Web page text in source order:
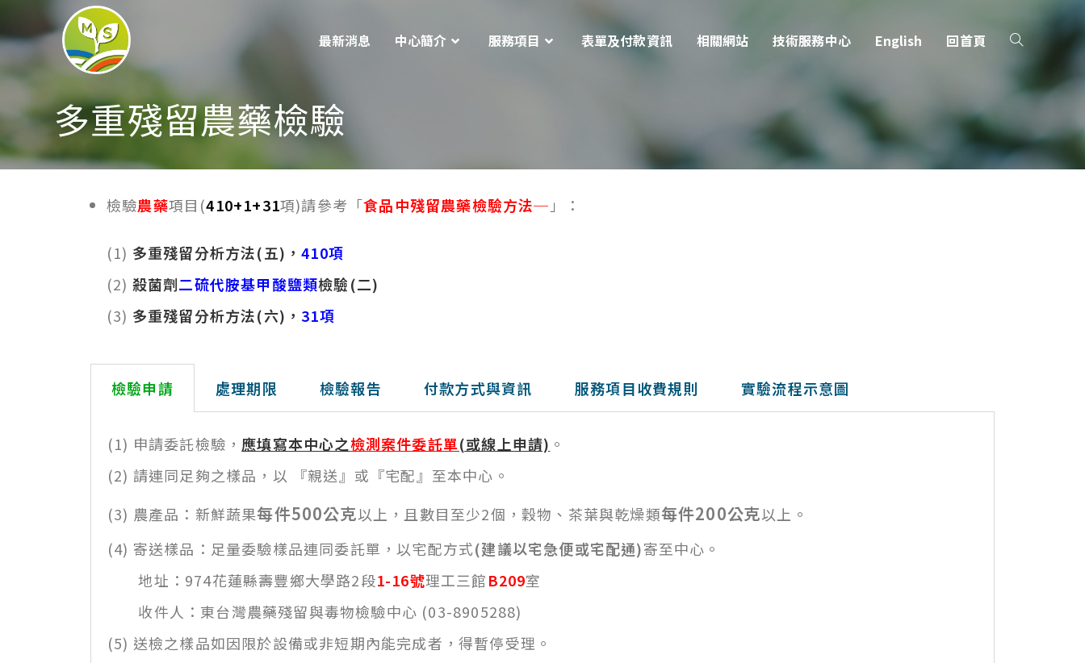
最新消息 中心簡介 服務項目 表單及付款資訊 相關網站 技術服務中心 English 回首頁
多重殘留農藥檢驗
檢驗農藥項目(410+1+31項)請參考「食品中殘留農藥檢驗方法─ 」：
(1) 多重殘留分析方法(五)，410項
(2) 殺菌劑二硫代胺基甲酸鹽類檢驗(二)
(3) 多重殘留分析方法(六)， 31項
檢驗申請 處理期限 檢驗報告 付款方式與資訊 服務項目收費規則 實驗流程示意圖
(1) 申請委託檢驗， 應填寫本中心之檢測案件委託單(或線上申請) 。
(2) 請連同足夠之樣品，以 『親送』或『宅配』至本中心。
(3) 農產品：新鮮蔬果每件500公克以上，且數目至少2個，穀物、茶葉與乾燥類每件200公克以上。
(4) 寄送樣品：足量委驗樣品連同委託單，以宅配方式(建議以宅急便或宅配通)寄至中心。
地址：974花蓮縣壽豐鄉大學路2段1-16號理工三館B209室
收件人：東台灣農藥殘留與毒物檢驗中心 (03-8905288)
(5) 送檢之樣品如因限於設備或非短期內能完成者，得暫停受理。